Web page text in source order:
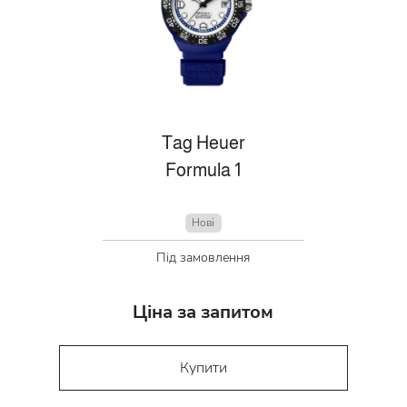
Tag Heuer
Formula 1
Нові
Під замовлення
Ціна за запитом
Купити